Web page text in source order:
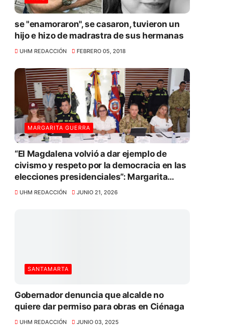
se "enamoraron", se casaron, tuvieron un
hijo e hizo de madrastra de sus hermanas
UHM REDACCIÓN FEBRERO 05, 2018
MARGARITA GUERRA
“El Magdalena volvió a dar ejemplo de
civismo y respeto por la democracia en las
elecciones presidenciales”: Margarita
Guerra
UHM REDACCIÓN JUNIO 21, 2026
SANTAMARTA
Gobernador denuncia que alcalde no
quiere dar permiso para obras en Ciénaga
UHM REDACCIÓN JUNIO 03, 2025